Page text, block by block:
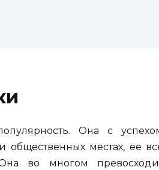
Она с
общественных местах, ее
во многом